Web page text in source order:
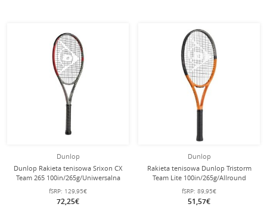
Dunlop
Dunlop Rakieta tenisowa Srixon CX
Team 265 100in/265g/Uniwersalna
szara/czerwona - naciągnięta -
fSRP: 129,95€
72,25€
Dunlop
Rakieta tenisowa Dunlop Tristorm
Team Lite 100in/265g/Allround
pomarańczowa/szara/czarna -
naciągnięta -
fSRP: 89,95€
51,57€